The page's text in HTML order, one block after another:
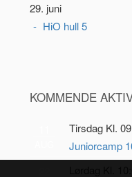
29. juni
HiO hull 5
KOMMENDE
Tirsdag Kl.
Juniorcamp